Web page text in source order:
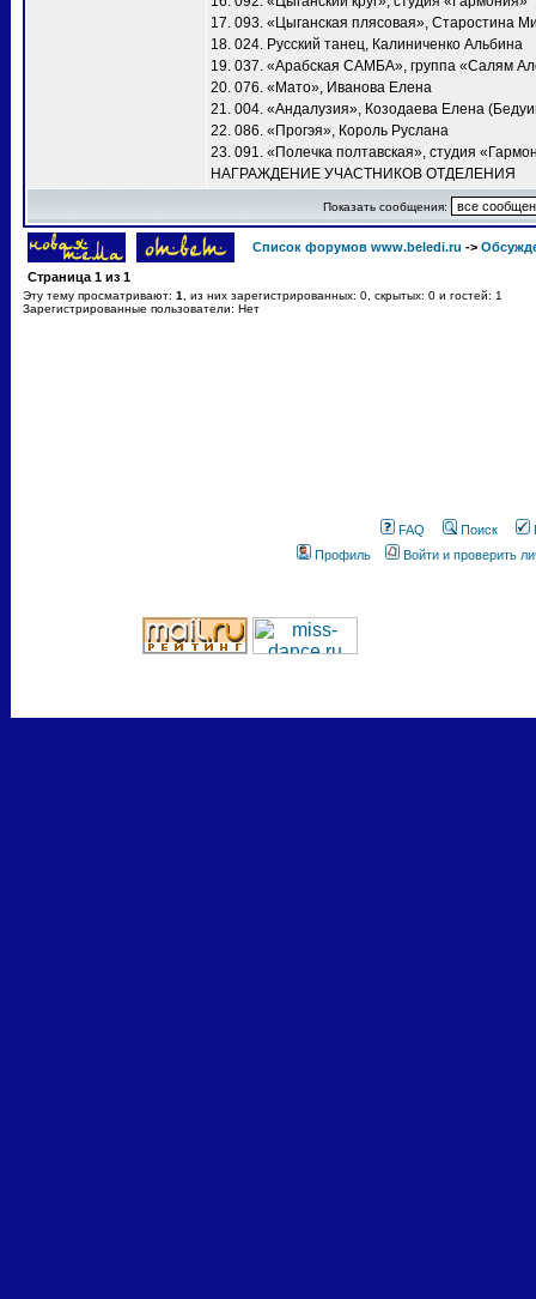
17. 093. «Цыганская плясовая», Старостина
18. 024. Русский танец, Калиниченко Альбина
19. 037. «Арабская САМБА», группа «Салям
20. 076. «Мато», Иванова Елена
21. 004. «Андалузия», Козодаева Елена
22. 086. «Прогэя», Король Руслана
23. 091. «Полечка полтавская», студия
НАГРАЖДЕНИЕ УЧАСТНИКОВ ОТДЕЛЕНИЯ
Показать сообщения:
Список форумов www.beledi.ru ->
Страница 1 из 1
Эту тему просматривают: 1
, из них зарегистрированных: 0, скрытых: 0 и гостей: 1
Зарегистрированные пользователи: Нет
FAQ Поиск
Профиль
Войти и проверить